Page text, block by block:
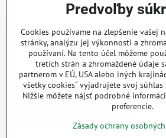
Obchodné podmienky
Naše obchodné podmienky zaručujú
Vašej zakázky online.
V prípade, že máte s nami už dojednané
zľavy z minulosti, platia tie, ktoré sú pre
Predvoľby
Cookies používame na zlepšenie vašej
stránky, analýzu jej výkonnosti a
používaní. Na tento účel môžeme
tretích strán a zhromaždené údaje
partnerom v EÚ, USA alebo iných
všetky cookies“ vyjadrujete svoj
Nižšie môžete nájsť podrobné
preferencie.
Zásady ochrany